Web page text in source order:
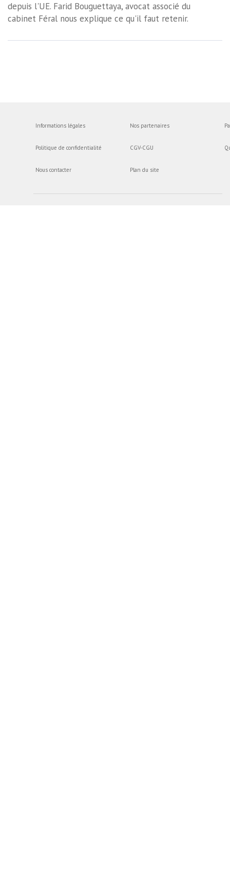
depuis l'UE. Farid Bouguettaya, avocat associé du
cabinet Féral nous explique ce qu'il faut retenir.
Informations légales
Politique de confidentialité
Nous contacter
Nos partenaires
CGV-CGU
Plan du site